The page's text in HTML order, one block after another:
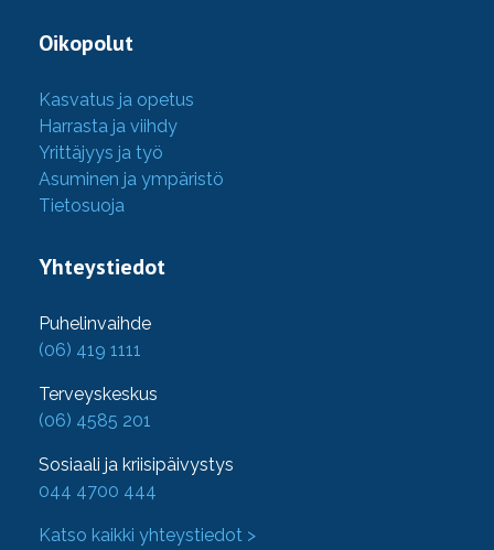
Oikopolut
Kasvatus ja opetus
Harrasta ja viihdy
Yrittäjyys ja työ
Asuminen ja ympäristö
Tietosuoja
Yhteystiedot
Puhelinvaihde
(06) 419 1111
Terveyskeskus
(06) 4585 201
Sosiaali ja kriisipäivystys
044 4700 444
Katso kaikki yhteystiedot >